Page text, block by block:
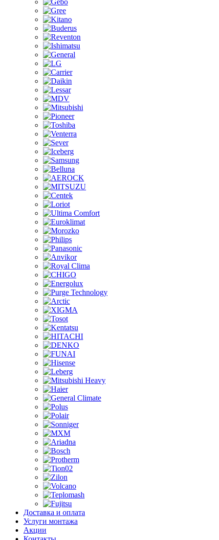
Доставка и оплата
Услуги монтажа
Акции